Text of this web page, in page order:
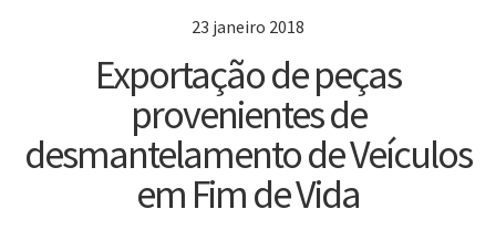
23 janeiro 2018
Exportação de peças
provenientes de
desmantelamento de Veículos
em Fim de Vida